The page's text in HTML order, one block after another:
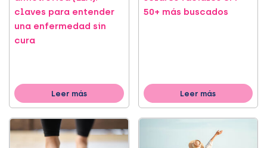
claves para entender
una enfermedad sin
cura
Leer más
50+ más buscados
Leer más